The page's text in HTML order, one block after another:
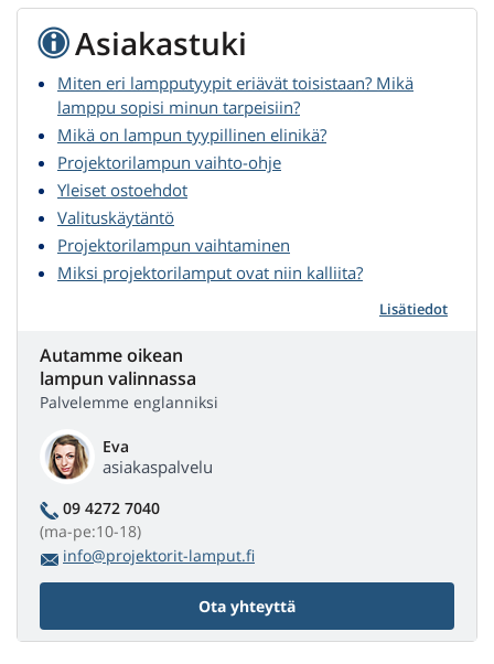
Asiakastuki
Miten eri lampputyypit eriävät toisistaan? Mikä
lamppu sopisi minun tarpeisiin?
Mikä on lampun tyypillinen elinikä?
Projektorilampun vaihto-ohje
Yleiset ostoehdot
Valituskäytäntö
Projektorilampun vaihtaminen
Miksi projektorilamput ovat niin kalliita?
Lisätiedot
Autamme oikean
lampun valinnassa
Palvelemme englanniksi
Eva
asiakaspalvelu
09 4272 7040
(ma-pe:10-18)
info@projektorit-lamput.fi
Ota yhteyttä